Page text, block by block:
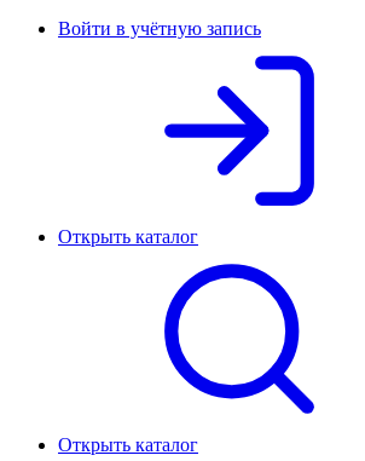
Войти в учётную запись
Открыть каталог
Открыть каталог